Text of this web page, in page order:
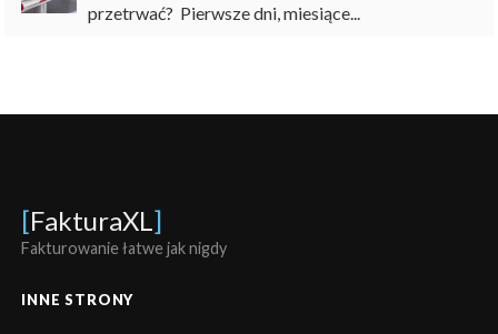
przetrwać? Pierwsze dni, miesiące...
[FakturaXL ]
Fakturowanie łatwe jak nigdy
INNE STRONY